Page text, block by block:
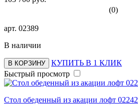
(0)
арт. 02389
В наличии
В КОРЗИНУ
КУПИТЬ В 1 КЛИК
Быстрый просмотр
Стол обеденный из акации лофт 02242